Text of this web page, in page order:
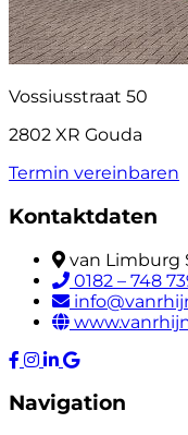
Vossiusstraat 50
2802 XR Gouda
Termin vereinbaren
Kontaktdaten
van Limburg
0182 – 748
Navigation